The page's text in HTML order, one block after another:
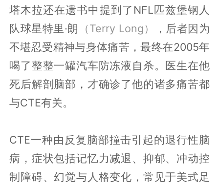
塔木拉还在遗书中提到了NFL匹兹堡钢人
队球星特里·朗
（Terry Long）
，后者因为
不堪忍受精神与身体痛苦，最终在2005年
喝了整整一罐汽车防冻液自杀。医生在他
死后解剖脑部，才确诊了他的诸多痛苦都
与CTE有关。
CTE一种由反复脑部撞击引起的退行性脑
病，症状包括记忆力减退、抑郁、冲动控
制障碍、幻觉与人格变化，常见于美式足